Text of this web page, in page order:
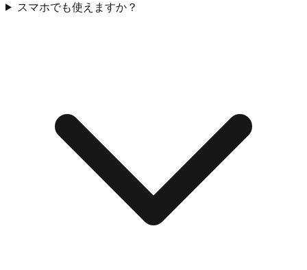
スマホでも使えますか？